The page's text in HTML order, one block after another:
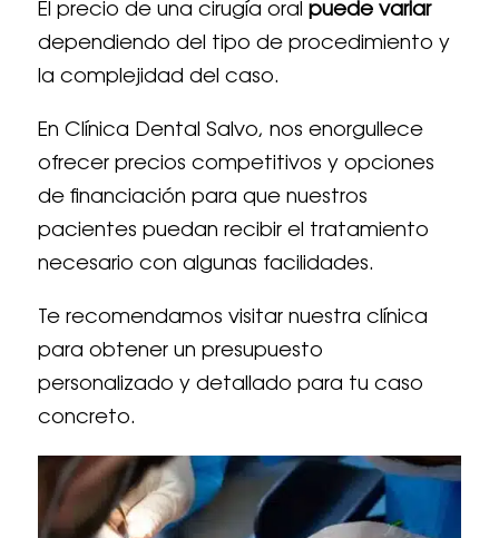
El precio de una cirugía oral puede variar
dependiendo del tipo de procedimiento y
la complejidad del caso.
En Clínica Dental Salvo, nos enorgullece
ofrecer precios competitivos y opciones
de financiación para que nuestros
pacientes puedan recibir el tratamiento
necesario con algunas facilidades.
Te recomendamos visitar nuestra clínica
para obtener un presupuesto
personalizado y detallado para tu caso
concreto.